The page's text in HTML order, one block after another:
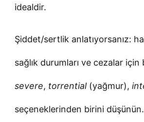
idealdir.
Şiddet/sertlik anlatıyorsanız:
sağlık durumları ve cezalar
severe, torrential(yağmur),
seçeneklerinden birini düşünün.